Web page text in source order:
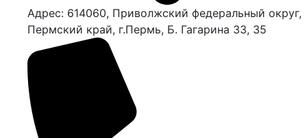
Адрес: 614060, Приволжский федеральный округ,
Пермский край, г.Пермь, Б. Гагарина 33, 35